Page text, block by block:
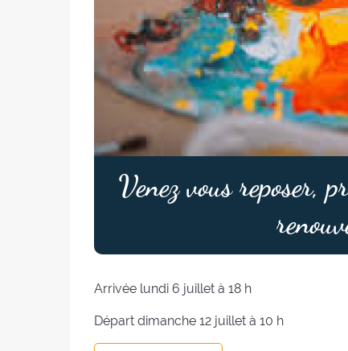
Venez vous reposer,
Arrivée lundi 6 juillet à 18 h
Départ dimanche 12 juillet à 10 h